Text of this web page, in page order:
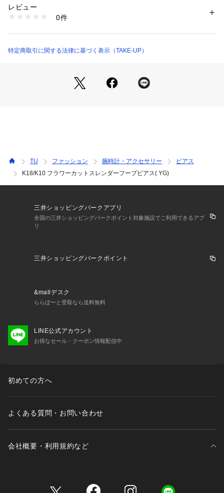
商品番号：
2767475 （ショップ）
レビュー
0件
特定商取引に関する法律に基づく表示（TAKE-UP）
TU ファッション 腕時計・アクセサリー
ピアス
K18/K10 フラワーカットスレンダーフープピアス( YG)
三井ショッピングパークアプリ
全国の三井ショッピングパークポイント対象施設でご利用できるアプ
リ
三井ショッピングパークポイント
&mallデスク
ららぽーと受取なら送料無料
LINE公式アカウント
お得なセール・クーポン情報配信中
初めての方へ
よくある質問・お問い合わせ
会社概要・利用規約など